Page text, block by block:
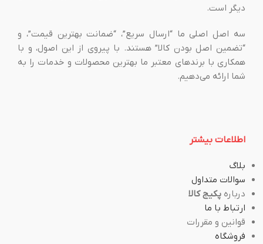
دیگر است.
سه اصل اصلی ما “ارسال سریع”، “ضمانت بهترین قیمت”، و
“تضمین اصل بودن کالا” هستند. با پیروی از این اصول، و با
همکاری با برندهای معتبر ما بهترین محصولات و خدمات را به
شما ارائه می‌دهیم.
اطلاعات بیشتر
بلاگ
سوالات متداول
درباره پکیج کالا
ارتباط با ما
قوانین و مقررات
فروشگاه